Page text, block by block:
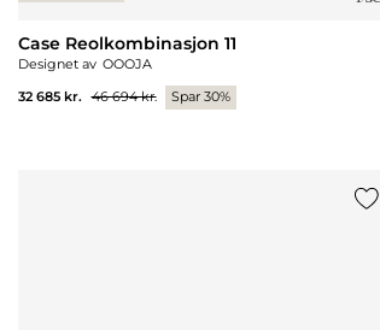
Case Reolkombinasjon 11
Designet av OOOJA
32 685 kr. 46 694 kr. Spar 30%